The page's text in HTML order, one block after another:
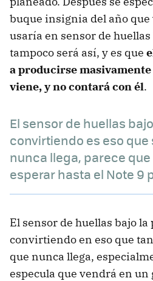
buque insignia del año
usaría en sensor de
tampoco será así, y es que
a producirse
viene, y no contará con él.
El sensor de huellas
convirtiendo es eso que
nunca llega, parece
esperar hasta el Note 9
El sensor de huellas bajo la
convirtiendo en eso que
que nunca llega,
especula que vendrá en un